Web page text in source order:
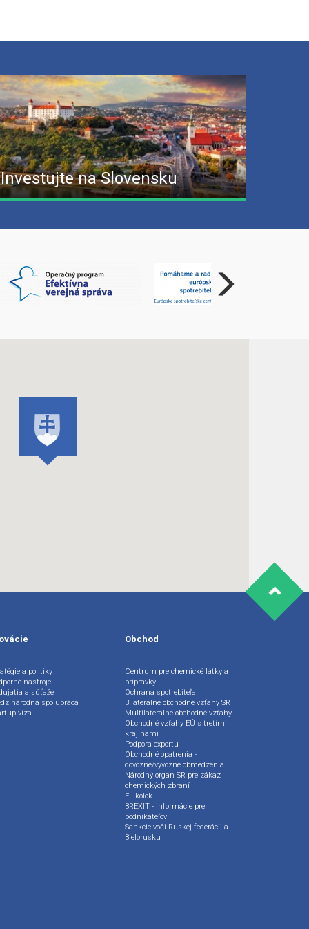
Investujte na Slovensku
a politiky
nástroje
a súťaže
spolupráca
víza
Obchod
Centrum pre chemické látky a
prípravky
Ochrana spotrebiteľa
Bilaterálne obchodné vzťahy SR
Multilaterálne obchodné vzťahy
Obchodné vzťahy EÚ s tretími
krajinami
Podpora exportu
Obchodné opatrenia -
dovozné/vývozné obmedzenia
Národný orgán SR pre zákaz
chemických zbraní
E - kolok
BREXIT - informácie pre
podnikateľov
Sankcie voči Ruskej federácii a
Bielorusku